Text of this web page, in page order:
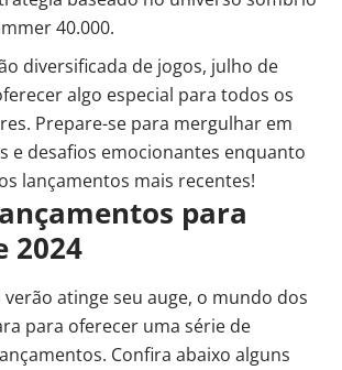
40.000.
diversificada de jogos, julho de
algo especial para todos os
Prepare-se para mergulhar em
e desafios emocionantes enquanto
lançamentos mais recentes!
para
2024
atinge seu auge, o mundo dos
para oferecer uma série de
Confira abaixo alguns